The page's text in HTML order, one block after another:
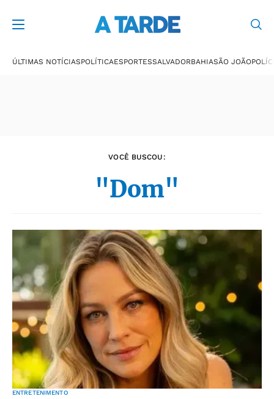
ÚLTIMAS NOTÍCIASPOLÍTICAESPORTESSALVADORBAHIASÃO JOÃO
VOCÊ BUSCOU:
"Dom"
ENTRETENIMENTO